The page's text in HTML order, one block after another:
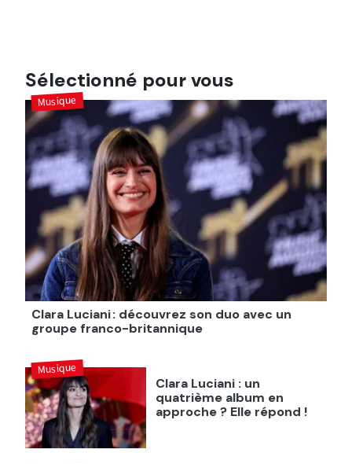
Sélectionné pour vous
Clara Luciani : découvrez son duo avec un
groupe franco-britannique
Musique
Clara Luciani : un
quatrième album en
approche ? Elle répond !
Musique